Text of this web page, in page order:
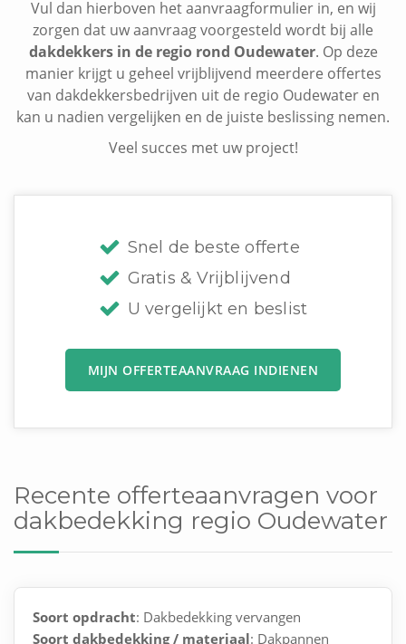
Vul dan hierboven het aanvraagformulier in, en wij
zorgen dat uw aanvraag voorgesteld wordt bij alle
dakdekkers in de regio rond Oudewater. Op deze
manier krijgt u geheel vrijblijvend meerdere offertes
van dakdekkersbedrijven uit de regio Oudewater en
kan u nadien vergelijken en de juiste beslissing nemen.
Veel succes met uw project!
Snel de beste offerte
Gratis & Vrijblijvend
U vergelijkt en beslist
MIJN OFFERTEAANVRAAG INDIENEN
Recente offerteaanvragen voor
dakbedekking regio Oudewater
Soort opdracht: Dakbedekking vervangen
Soort dakbedekking / materiaal: Dakpannen